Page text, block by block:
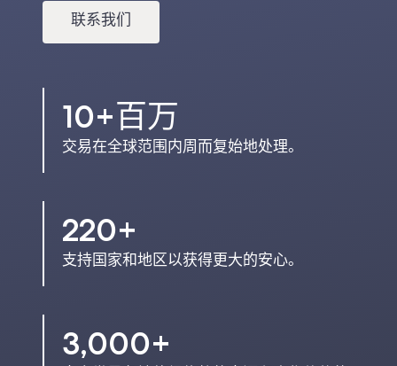
联系我们
10+百万
交易在全球范围内周而复始地处理。
220+
支持国家和地区以获得更大的安心。
3,000+